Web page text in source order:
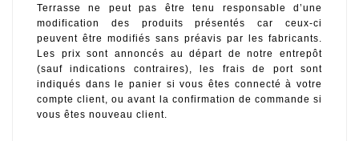
Terrasse ne peut pas être tenu responsable d’une
modification des produits présentés car ceux-ci
peuvent être modifiés sans préavis par les fabricants.
Les prix sont annoncés au départ de notre entrepôt
(sauf indications contraires), les frais de port sont
indiqués dans le panier si vous êtes connecté à votre
compte client, ou avant la confirmation de commande si
vous êtes nouveau client.